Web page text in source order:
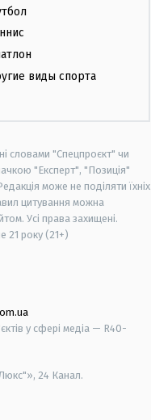
виды спорта
словами "Спецпроєкт" чи
"Експерт", "Позиція"
може не поділяти їхніх
цитування можна
Усі права захищені.
21 року (21+)
у сфері медіа — R40-
24 Канал.